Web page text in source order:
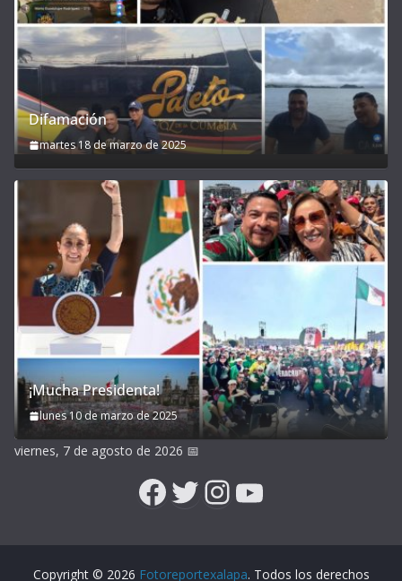
Difamación
martes 18 de marzo de 2025
¡Mucha Presidenta!
lunes 10 de marzo de 2025
viernes, 7 de agosto de 2026 📅
Facebook
Twitter
Instagram
YouTube
Copyright © 2026 Fotoreportexalapa. Todos los derechos